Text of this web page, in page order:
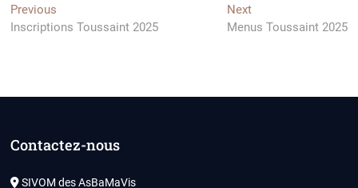
Navigation
de
Previous
post:
Inscriptions Toussaint 2025
NextNext
post:
Menus Toussaint 2025
Contactez-nous
SIVOM des AsBaMaVis